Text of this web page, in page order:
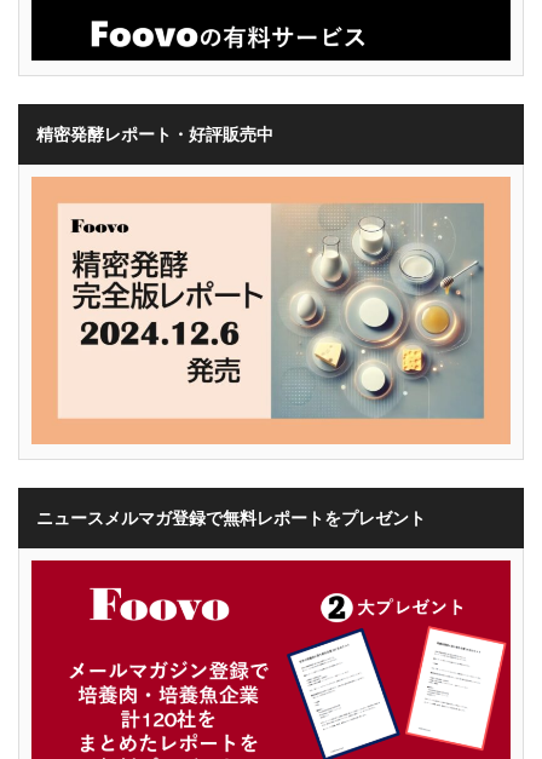
精密発酵レポート・好評販売中
ニュースメルマガ登録で無料レポートをプレゼント